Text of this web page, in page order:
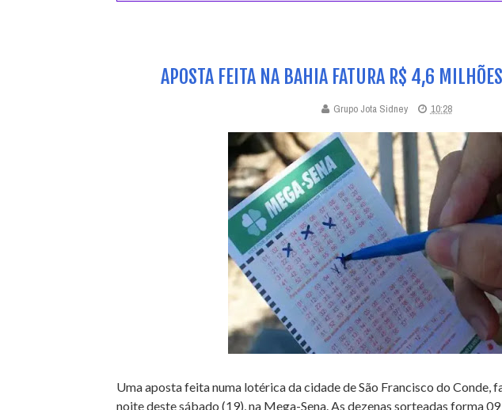
APOSTA FEITA NA BAHIA FATURA R$ 4,6
Grupo Jota Sidney 10:28
Uma aposta feita numa lotérica da cidade de São Francisco do Conde,
noite deste sábado (19), na Mega-Sena. As dezenas sorteadas forma 09